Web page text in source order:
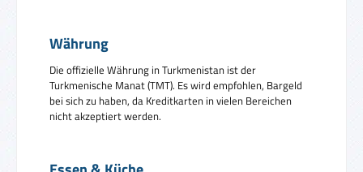
Währung
Die offizielle Währung in Turkmenistan ist der
Turkmenische Manat (TMT). Es wird empfohlen, Bargeld
bei sich zu haben, da Kreditkarten in vielen Bereichen
nicht akzeptiert werden.